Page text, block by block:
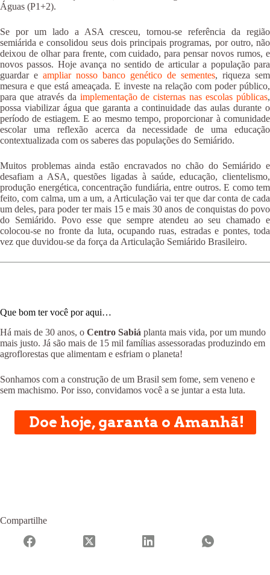
Águas (P1+2).
Se por um lado a ASA cresceu, tornou-se referência da região
semiárida e consolidou seus dois principais programas, por outro, não
deixou de olhar para frente, com cuidado, para pensar novos rumos, e
novos passos. Hoje avança no sentido de articular a população para
guardar e ampliar nosso banco genético de sementes, riqueza sem
mesura e que está ameaçada. E investe na relação com poder público,
para que através da implementação de cisternas nas escolas públicas,
possa viabilizar água que garanta a continuidade das aulas durante o
período de estiagem. E ao mesmo tempo, proporcionar à comunidade
escolar uma reflexão acerca da necessidade de uma educação
contextualizada com os saberes das populações do Semiárido.
Muitos problemas ainda estão encravados no chão do Semiárido e
desafiam a ASA, questões ligadas à saúde, educação, clientelismo,
produção energética, concentração fundiária, entre outros. E como tem
feito, com calma, um a um, a Articulação vai ter que dar conta de cada
um deles, para poder ter mais 15 e mais 30 anos de conquistas do povo
do Semiárido. Povo esse que sempre atendeu ao seu chamado e
colocou-se no fronte da luta, ocupando ruas, estradas e pontes, toda
vez que duvidou-se da força da Articulação Semiárido Brasileiro.
Que bom ter você por aqui…
Há mais de 30 anos, o Centro Sabiá planta mais vida, por um mundo
mais justo. Já são mais de 15 mil famílias assessoradas produzindo em
agroflorestas que alimentam e esfriam o planeta!
Sonhamos com a construção de um Brasil sem fome, sem veneno e
sem machismo. Por isso, convidamos você a se juntar a esta luta.
Doe hoje, garanta o Amanhã!
Compartilhe